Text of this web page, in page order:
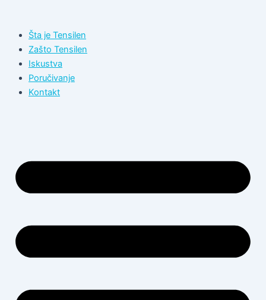
садржајŠta je Tensilen
Zašto Tensilen
Iskustva
Poručivanje
Kontakt